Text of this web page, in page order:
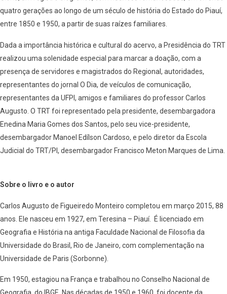
quatro gerações ao longo de um século de história do Estado do Piauí,
entre 1850 e 1950, a partir de suas raízes familiares.
Dada a importância histórica e cultural do acervo, a Presidência do TRT
realizou uma solenidade especial para marcar a doação, com a
presença de servidores e magistrados do Regional, autoridades,
representantes do jornal O Dia, de veículos de comunicação,
representantes da UFPI, amigos e familiares do professor Carlos
Augusto. O TRT foi representado pela presidente, desembargadora
Enedina Maria Gomes dos Santos, pelo seu vice-presidente,
desembargador Manoel Edílson Cardoso, e pelo diretor da Escola
Judicial do TRT/PI, desembargador Francisco Meton Marques de Lima.
Sobre o livro e o autor
Carlos Augusto de Figueiredo Monteiro completou em março 2015, 88
anos. Ele nasceu em 1927, em Teresina – Piauí. É licenciado em
Geografia e História na antiga Faculdade Nacional de Filosofia da
Universidade do Brasil, Rio de Janeiro, com complementação na
Universidade de Paris (Sorbonne).
Em 1950, estagiou na França e trabalhou no Conselho Nacional de